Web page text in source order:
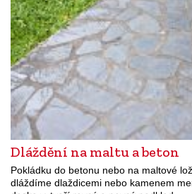
Dláždění na maltu a beton
Pokládku do betonu nebo na maltové
dláždíme dlaždicemi nebo kamenem